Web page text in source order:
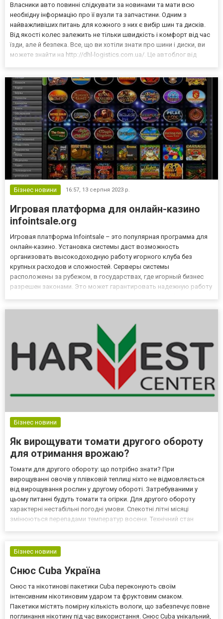
Власники авто повинні слідкувати за новинами та мати всю
необхідну інформацію про її вузли та запчастини. Одним з
найважливіших питань для кожного з них є вибір шин та дисків.
Від якості колес залежить не тільки швидкість і комфорт від час
їзди, але й безпека. Все, що ви хотіли знати про шини і диски, ви
можете знайти на http://dhl-logistics.com.ua/. Це автоблог від
Бізнес новини 16:57, 13 серпня 2023 р.
Игровая платформа для онлайн-казино
infointsale.org
Игровая платформа Infointsale – это популярная программа для
онлайн-казино. Установка системы даст возможность
организовать высокодоходную работу игорного клуба без
крупных расходов и сложностей. Серверы системы
расположены за рубежом, в государствах, где игорный бизнес
разрешен законами. Это может гарантировать надежную работу
Бізнес новини
Як вирощувати томати другого обороту
для отримання врожаю?
Томати для другого обороту: що потрібно знати? При
вирощуванні овочів у плівковій теплиці ніхто не відмовляється
від вирощування рослин у другому обороті. Затребуваними у
цьому питанні будуть томати та огірки. Для другого обороту
характерні нестабільні погодні умови. Спекотні літні місяці
змінюються перепадами температур восени. Технічний стан
Бізнес новини
Снюс Cuba Україна
Снюс та нікотинові пакетики Cuba переконують своїм
інтенсивним нікотиновим ударом та фруктовим смаком.
Пакетики містять помірну кількість вологи, що забезпечує повне
поглинання нікотину під час використання. Снюс Cuba унікальний,